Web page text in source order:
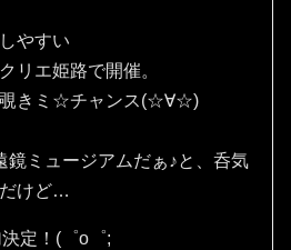
やすい
リエ姫路で開催。
覗きミ☆チャンス(⁠☆⁠∀☆⁠)
鏡ミュージアムだぁ♪と、呑気
けど…
定！(⁠゜⁠o⁠゜⁠;